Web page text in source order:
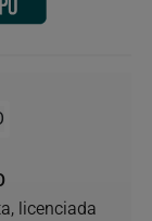
licenciada